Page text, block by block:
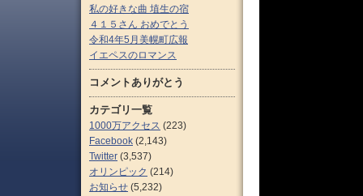
私の好きな曲 埴生の宿
４１５さん おめでとう
令和4年5月美幌町広報
イエペスのロマンス
コメントありがとう
カテゴリ一覧
1000万アクセス (223)
Facebook (2,143)
Twitter (3,537)
オリンピック (214)
お知らせ (5,232)